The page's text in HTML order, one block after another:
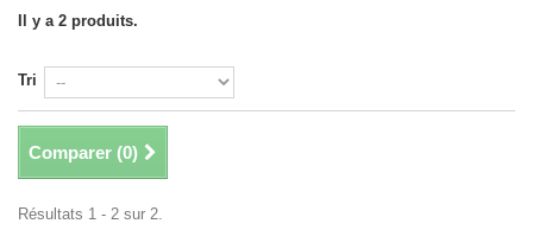
Il y a 2 produits.
Tri
Comparer (0)
Résultats 1 - 2 sur 2.